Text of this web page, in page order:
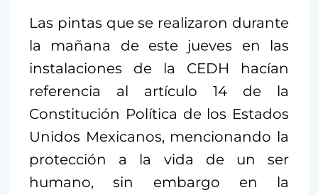
Las pintas que se realizaron durante
la mañana de este jueves en las
instalaciones de la CEDH hacían
referencia al artículo 14 de la
Constitución Política de los Estados
Unidos Mexicanos, mencionando la
protección a la vida de un ser
humano, sin embargo en la